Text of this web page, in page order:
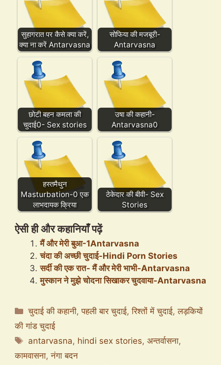
सुहागरात पर कैसे क्या करें,
क्या ना करें Antarvasna
सोफिया की मजबूरी-
Antarvasna
छोटी बहन कमला की
चुदाई0- Sex stories
उषा की कहानी-
Antarvasna0
हस्तमैथुन
Masturbation-0 एक
लाभदायक क्रिया
ठेकेदार की बीवी- Sex
Stories
ऐसी ही और कहानियाँ पढ़ें
मैं और मेरी बुआ-1Antarvasna
चंदा की अच्छी चुदाई-Hindi Porn Stories
सर्दी की एक रात- मैं और मेरी भाभी-Antarvasna
मुस्कान ने मुझे चोदना सिखाकर चुदवाया-Antarvasna
Categories
चुदाई की कहानी,पहली बार चुदाई,रिश्तों में चुदाई,लड़कियों
की गांड चुदाई
Tags
antarvasna, hindi sex stories,अन्तर्वासना,
कामवासना,नंगा बदन